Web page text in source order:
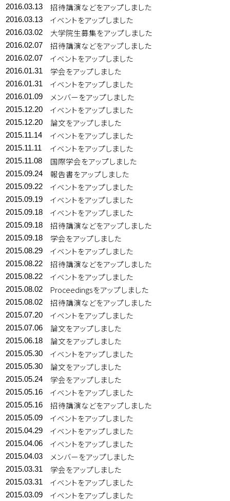
2016.03.13 招待講演などをアップしました
2016.03.13 イベントをアップしました
2016.03.02 大学院生募集をアップしました
2016.02.07 招待講演などをアップしました
2016.02.07 イベントをアップしました
2016.01.31 学会をアップしました
2016.01.31 イベントをアップしました
2016.01.09 メンバーをアップしました
2015.12.20 イベントをアップしました
2015.12.20 論文をアップしました
2015.11.14 イベントをアップしました
2015.11.11 イベントをアップしました
2015.11.08 国際学会をアップしました
2015.09.24 報告書をアップしました
2015.09.22 イベントをアップしました
2015.09.19 イベントをアップしました
2015.09.18 イベントをアップしました
2015.09.18 招待講演などをアップしました
2015.09.18 学会をアップしました
2015.08.29 イベントをアップしました
2015.08.22 招待講演などをアップしました
2015.08.22 イベントをアップしました
2015.08.02 Proceedingsをアップしました
2015.08.02 招待講演などをアップしました
2015.07.20 イベントをアップしました
2015.07.06 論文をアップしました
2015.06.18 論文をアップしました
2015.05.30 イベントをアップしました
2015.05.30 論文をアップしました
2015.05.24 学会をアップしました
2015.05.16 イベントをアップしました
2015.05.16 招待講演などをアップしました
2015.05.09 イベントをアップしました
2015.04.29 イベントをアップしました
2015.04.06 イベントをアップしました
2015.04.03 メンバーをアップしました
2015.03.31 学会をアップしました
2015.03.31 イベントをアップしました
2015.03.09 イベントをアップしました